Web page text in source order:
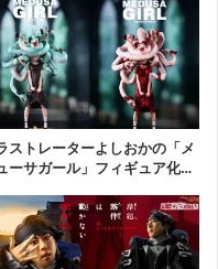
ストレーターよしおかの「メ
ーサガール」フィギュア化